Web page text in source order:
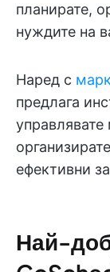
планирате,
нуждите на
Наред с
предлага
управлявате
ефективни
Най-